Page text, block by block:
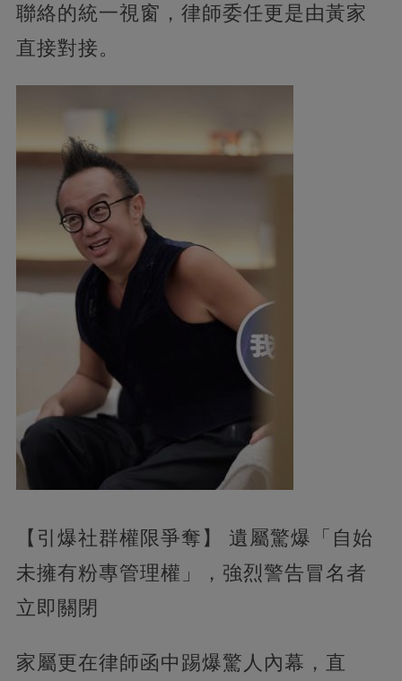
聯絡的統一視窗，律師委任更是由黃家
直接對接。
【引爆社群權限爭奪】 遺屬驚爆「自始
未擁有粉專管理權」，強烈警告冒名者
立即關閉
家屬更在律師函中踢爆驚人內幕，直